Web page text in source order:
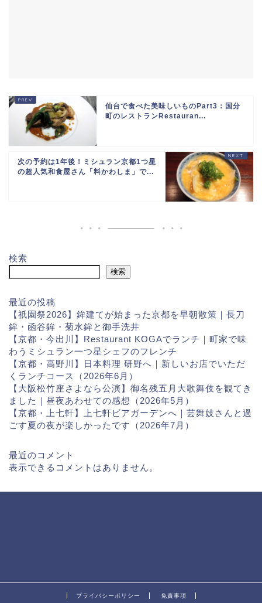
仙台で食べた美味しいものPart3：国分
町のレストランRestauran...
次の予約は1年後！ミシュラン京都1つ星
の超人気和食屋さん「料かわしま」で...
検索
検索
最近の投稿
【祇園祭2026】鉾建てが始まった京都を早朝散策｜長刀
鉾・函谷鉾・菊水鉾と御手洗井
【京都・今出川】Restaurant KOGAでランチ｜町家で味
わうミシュラン一つ星シェフのフレンチ
【京都・高野川】日本料理 研野へ｜新しいお店でいただ
くランチコース（2026年6月）
【大阪松竹座さよなら公演】御名残五月大歌舞伎を観てき
ました｜昼夜あわせての感想（2026年5月）
【京都・上七軒】上七軒ビアガーデンへ｜芸舞妓さんと過
ごす夏の夜が楽しかったです（2026年7月）
最近のコメント
表示できるコメントはありません。
プライバシーポリシー 免責事項